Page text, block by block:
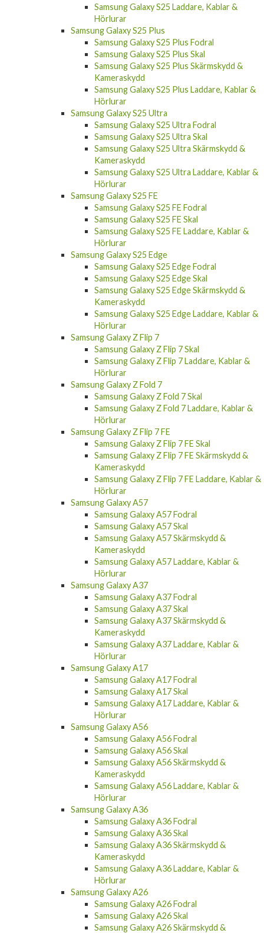
Samsung Galaxy S25 Laddare, Kablar &
Hörlurar
Samsung Galaxy S25 Plus
Samsung Galaxy S25 Plus Fodral
Samsung Galaxy S25 Plus Skal
Samsung Galaxy S25 Plus Skärmskydd &
Kameraskydd
Samsung Galaxy S25 Plus Laddare, Kablar &
Hörlurar
Samsung Galaxy S25 Ultra
Samsung Galaxy S25 Ultra Fodral
Samsung Galaxy S25 Ultra Skal
Samsung Galaxy S25 Ultra Skärmskydd &
Kameraskydd
Samsung Galaxy S25 Ultra Laddare, Kablar &
Hörlurar
Samsung Galaxy S25 FE
Samsung Galaxy S25 FE Fodral
Samsung Galaxy S25 FE Skal
Samsung Galaxy S25 FE Laddare, Kablar &
Hörlurar
Samsung Galaxy S25 Edge
Samsung Galaxy S25 Edge Fodral
Samsung Galaxy S25 Edge Skal
Samsung Galaxy S25 Edge Skärmskydd &
Kameraskydd
Samsung Galaxy S25 Edge Laddare, Kablar &
Hörlurar
Samsung Galaxy Z Flip 7
Samsung Galaxy Z Flip 7 Skal
Samsung Galaxy Z Flip 7 Laddare, Kablar &
Hörlurar
Samsung Galaxy Z Fold 7
Samsung Galaxy Z Fold 7 Skal
Samsung Galaxy Z Fold 7 Laddare, Kablar &
Hörlurar
Samsung Galaxy Z Flip 7 FE
Samsung Galaxy Z Flip 7 FE Skal
Samsung Galaxy Z Flip 7 FE Skärmskydd &
Kameraskydd
Samsung Galaxy Z Flip 7 FE Laddare, Kablar &
Hörlurar
Samsung Galaxy A57
Samsung Galaxy A57 Fodral
Samsung Galaxy A57 Skal
Samsung Galaxy A57 Skärmskydd &
Kameraskydd
Samsung Galaxy A57 Laddare, Kablar &
Hörlurar
Samsung Galaxy A37
Samsung Galaxy A37 Fodral
Samsung Galaxy A37 Skal
Samsung Galaxy A37 Skärmskydd &
Kameraskydd
Samsung Galaxy A37 Laddare, Kablar &
Hörlurar
Samsung Galaxy A17
Samsung Galaxy A17 Fodral
Samsung Galaxy A17 Skal
Samsung Galaxy A17 Laddare, Kablar &
Hörlurar
Samsung Galaxy A56
Samsung Galaxy A56 Fodral
Samsung Galaxy A56 Skal
Samsung Galaxy A56 Skärmskydd &
Kameraskydd
Samsung Galaxy A56 Laddare, Kablar &
Hörlurar
Samsung Galaxy A36
Samsung Galaxy A36 Fodral
Samsung Galaxy A36 Skal
Samsung Galaxy A36 Skärmskydd &
Kameraskydd
Samsung Galaxy A36 Laddare, Kablar &
Hörlurar
Samsung Galaxy A26
Samsung Galaxy A26 Fodral
Samsung Galaxy A26 Skal
Samsung Galaxy A26 Skärmskydd &